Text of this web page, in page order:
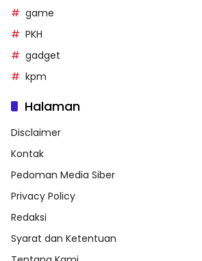
game
PKH
gadget
kpm
Halaman
Disclaimer
Kontak
Pedoman Media Siber
Privacy Policy
Redaksi
Syarat dan Ketentuan